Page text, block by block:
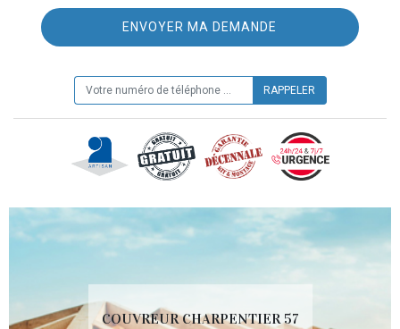
COUVREUR CHARPENTIER 57